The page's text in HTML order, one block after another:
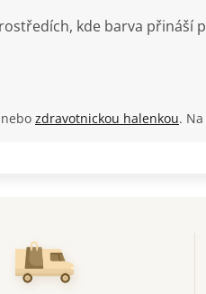
kde barva přináší
nebo zdravotnickou halenkou.